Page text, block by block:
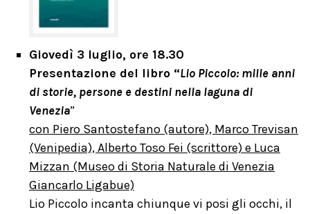
Giovedì 3 luglio, ore 18.30
Presentazione del libro “Lio Piccolo: mille anni
di storie, persone e destini nella laguna di
Venezia”
con Piero Santostefano (autore), Marco Trevisan
(Venipedia), Alberto Toso Fei (scrittore) e Luca
Mizzan (Museo di Storia Naturale di Venezia
Giancarlo Ligabue)
Lio Piccolo incanta chiunque vi posi gli occhi, il